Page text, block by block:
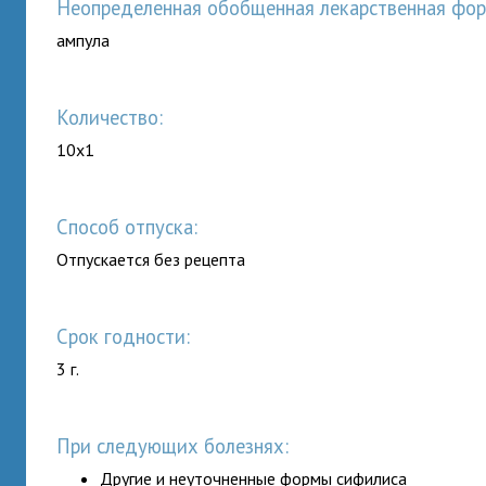
неопределенная обобщенная лекарственная
ампула
Количество:
10x1
Способ отпуска:
Отпускается без рецепта
Срок годности:
3 г.
При следующих болезнях:
Другие и неуточненные формы сифилиса